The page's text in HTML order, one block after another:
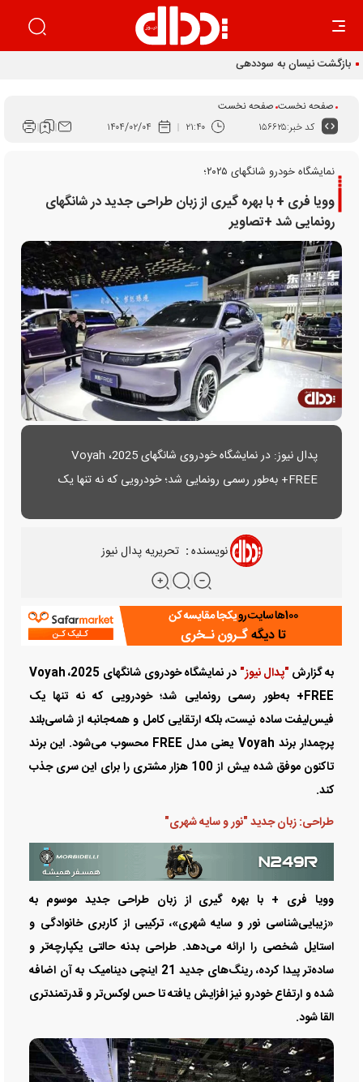
بازگشت نیسان به سوددهی
صفحه نخست صفحه نخست
کد خبر:۱۵۶۶۲۵ ۲۱:۴۰ ۱۴۰۴/۰۲/۰۴
نمایشگاه خودرو شانگهای ۲۰۲۵؛
وویا فری + با بهره گیری از زبان طراحی جدید در شانگهای
رونمایی شد +تصاویر
پدال نیوز: در نمایشگاه خودروی شانگهای 2025، Voyah
FREE+ به‌طور رسمی رونمایی شد؛ خودرویی که نه تنها یک
می‌شود. این برند تاکنون موفق شده بیش از 100 هزار مشتری
را برای این سری جذب کند.
نویسنده: تحریریه پدال نیوز
به گزارش"پدال نیوز"
در نمایشگاه خودروی شانگهای 2025، Voyah
FREE+ به‌طور رسمی رونمایی شد؛ خودرویی که نه تنها یک
فیس‌لیفت ساده نیست، بلکه ارتقایی کامل و همه‌جانبه از شاسی‌بلند
پرچمدار برند Voyah یعنی مدل FREE محسوب می‌شود. این برند
تاکنون موفق شده بیش از 100 هزار مشتری را برای این سری جذب
کند.
طراحی: زبان جدید "نور و سایه شهری"
وویا فری + با بهره گیری از زبان طراحی جدید موسوم به
«زیبایی‌شناسی نور و سایه شهری»، ترکیبی از کاربری خانوادگی و
استایل شخصی را ارائه می‌دهد. طراحی بدنه حالتی یکپارچه‌تر و
ساده‌تر پیدا کرده، رینگ‌های جدید 21 اینچی دینامیک به آن اضافه
شده و ارتفاع خودرو نیز افزایش یافته تا حس لوکس‌تر و قدرتمندتری
القا شود.